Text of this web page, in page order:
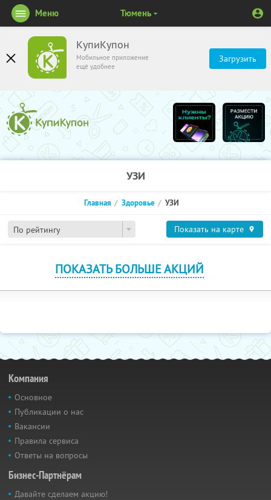
КупиКупон
Мобильное приложение
ещё удобнее
Загрузить
Меню Тюмень
УЗИ
По рейтингу
Главная Здоровье УЗИ
Показать на карте
ПОКАЗАТЬ БОЛЬШЕ АКЦИЙ
Компания
Основное
Публикации о нас
Вакансии
Правила сервиса
Ответы на вопросы
Бизнес-Партнёрам
Давайте сделаем акцию!